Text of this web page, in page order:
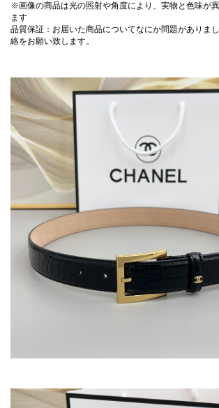
※画像の商品は光の照射や角度により、実物と色味が
ます
品質保証：お届いた商品についてなにか問題がありま
絡をお願い致します。